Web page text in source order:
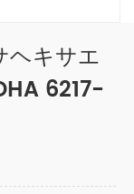
ヘキサエ
6217-